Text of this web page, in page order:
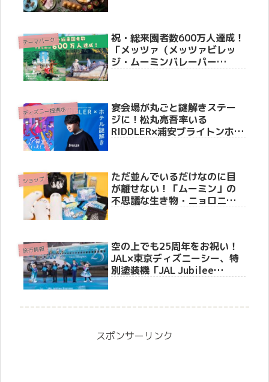
テーマパーク
祝・総来園者数600万人達成！
「メッツァ（メッツァビレッ
ジ・ムーミンバレーパー
デ
ィズニー提携ホテル
宴会場が丸ごと謎解きステー
ジに！松丸亮吾率いる
RIDDLER×浦安ブライトンホテ
ショップ
ただ並んでいるだけなのに目
が離せない！「ムーミン」の
不思議な生き物・ニョロニョ
旅行情報
空の上でも25周年をお祝い！
JAL×東京ディズニーシー、特
別塗装機「JAL Jubilee
スポンサーリンク